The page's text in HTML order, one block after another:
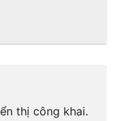
thị công khai.